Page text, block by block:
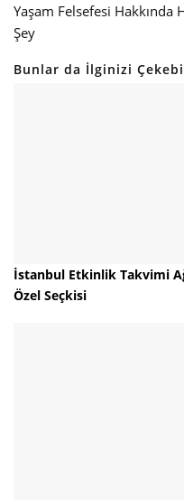
Yaşam Felsefesi Hakkında
Şey
Bunlar da İlginizi
İstanbul Etkinlik Takvimi
Özel Seçkisi